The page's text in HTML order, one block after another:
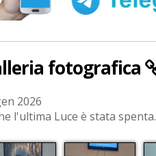
fotografica
2026
l'ultima Luce è stata spenta.